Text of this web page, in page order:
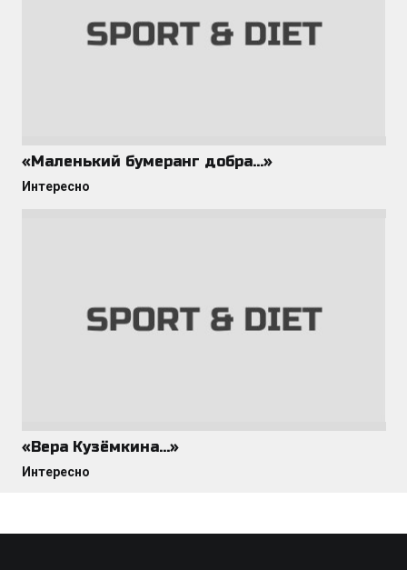
«Маленький бумеранг добра…»
Интересно
«Вера Кузёмкина…»
Интересно